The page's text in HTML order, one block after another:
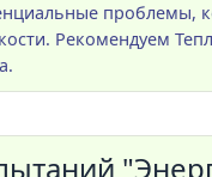
Рекомендуем